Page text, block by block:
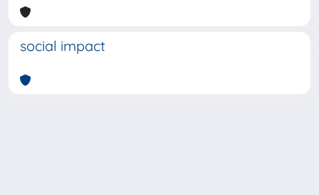
social impact